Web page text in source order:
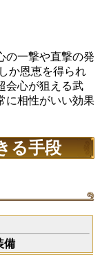
の一撃や直撃の発
か恩恵を得られ
会心が狙える武
に相性がいい効果
る手段
備